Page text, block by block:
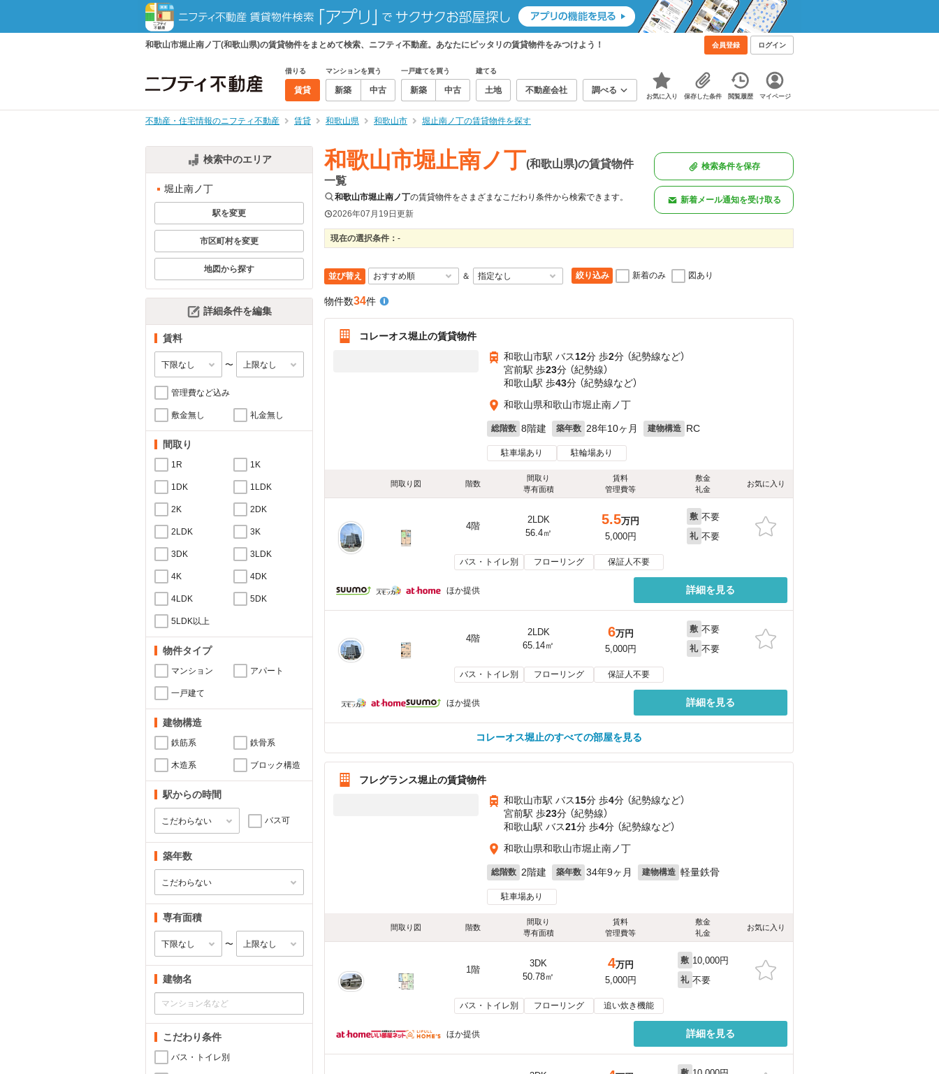
和歌山市堀止南ノ丁(和歌山県)の賃貸物件をまとめて検索、ニフティ不動産。あなたにピッタリの賃貸物件をみつけよう！ 会員登録 ログイン
借りる
賃貸
マンションを買う
新築 中古
一戸建てを買う
新築 中古
建てる
土地 不動産会社 調べる
お気に入り 保存した条件 閲覧履歴 マイページ
不動産・住宅情報のニフティ不動産 賃貸 和歌山県 和歌山市 堀止南ノ丁の賃貸物件を探す
検索中のエリア
堀止南ノ丁
駅を変更
市区町村を変更
地図から探す
詳細条件を編集
賃料
〜
管理費など込み
敷金無し 礼金無し
間取り
1R 1K
1DK 1LDK
2K 2DK
2LDK 3K
3DK 3LDK
4K 4DK
4LDK 5DK
5LDK以上
物件タイプ
マンション アパート
一戸建て
建物構造
鉄筋系 鉄骨系
木造系 ブロック構造
駅からの時間
バス可
築年数
専有面積
〜
建物名
こだわり条件
バス・トイレ別
和歌山市堀止南ノ丁(和歌山県)の賃貸物件
一覧
和歌山市堀止南ノ丁の賃貸物件をさまざまなこだわり条件から検索できます。
2026年07月19日更新
検索条件を保存
新着メール通知を受け取る
現在の選択条件： -
並び替え ＆ 絞り込み 新着のみ 図あり
物件数34件
コレーオス堀止の賃貸物件
和歌山市駅 バス12分 歩2分 （紀勢線など）
宮前駅 歩23分 （紀勢線）
和歌山駅 歩43分 （紀勢線など）
和歌山県和歌山市堀止南ノ丁
総階数 8階建 築年数 28年10ヶ月 建物構造 RC
駐車場あり 駐輪場あり
間取り図 階数
間取り
専有面積
賃料
管理費等
敷金
礼金
お気に入り
4階
2LDK
56.4㎡
5.5万円
5,000円
敷 不要
礼 不要
バス・トイレ別 フローリング 保証人不要
ほか提供 詳細を見る
4階
2LDK
65.14㎡
6万円
5,000円
敷 不要
礼 不要
バス・トイレ別 フローリング 保証人不要
ほか提供 詳細を見る
コレーオス堀止のすべての部屋を見る
フレグランス堀止の賃貸物件
和歌山市駅 バス15分 歩4分 （紀勢線など）
宮前駅 歩23分 （紀勢線）
和歌山駅 バス21分 歩4分 （紀勢線など）
和歌山県和歌山市堀止南ノ丁
総階数 2階建 築年数 34年9ヶ月 建物構造 軽量鉄骨
駐車場あり
間取り図 階数
間取り
専有面積
賃料
管理費等
敷金
礼金
お気に入り
1階
3DK
50.78㎡
4万円
5,000円
敷 10,000円
礼 不要
バス・トイレ別 フローリング 追い炊き機能
ほか提供 詳細を見る